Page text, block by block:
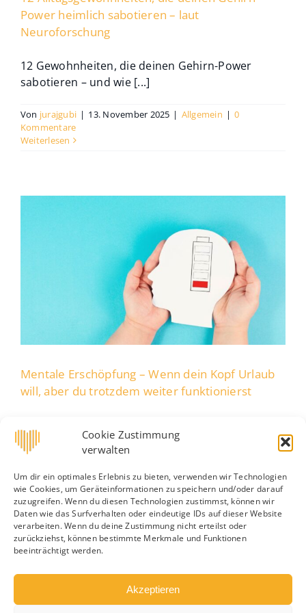
Cookie Zustimmung
verwalten
Um dir ein optimales Erlebnis zu bieten, verwenden wir Technologien
wie Cookies, um Geräteinformationen zu speichern und/oder darauf
zuzugreifen. Wenn du diesen Technologien zustimmst, können wir
Daten wie das Surfverhalten oder eindeutige IDs auf dieser Website
verarbeiten. Wenn du deine Zustimmung nicht erteilst oder
zurückziehst, können bestimmte Merkmale und Funktionen
beeinträchtigt werden.
Akzeptieren
Power heimlich sabotieren – laut
Neuroforschung
12 Gewohnheiten, die deinen Gehirn-Power
sabotieren – und wie [...]
Von jurajgubi | 13. November 2025 | Allgemein | 0
Kommentare
Weiterlesen
Mentale Erschöpfung – Wenn dein Kopf Urlaub
will, aber du trotzdem weiter funktionierst
will, aber [...]
Vonjurajgubi | 8. Juni 2025 | Allgemein | 0 Kommentare
Weiterlesen